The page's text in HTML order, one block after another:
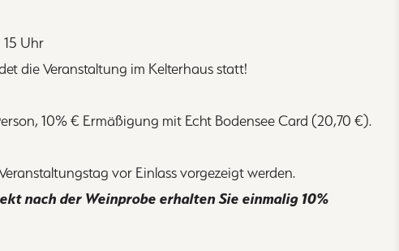
Uhr
die Veranstaltung im Kelterhaus statt!
10% € Ermäßigung mit Echt Bodensee Card (20,70 €).
vor Einlass vorgezeigt werden.
nach der Weinprobe erhalten Sie einmalig 10%